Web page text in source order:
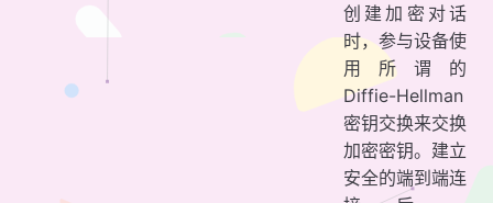
创建加密对话
时，参与设备使
用所谓的
Diffie-Hellman
密钥交换来交换
加密密钥。建立
安全的端到端连